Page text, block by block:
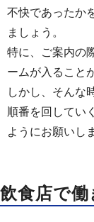
不快であったか
ましょう。
特に、ご案内の
ームが入ること
しかし、そんな
順番を回してい
ようにお願いし
飲食店で働